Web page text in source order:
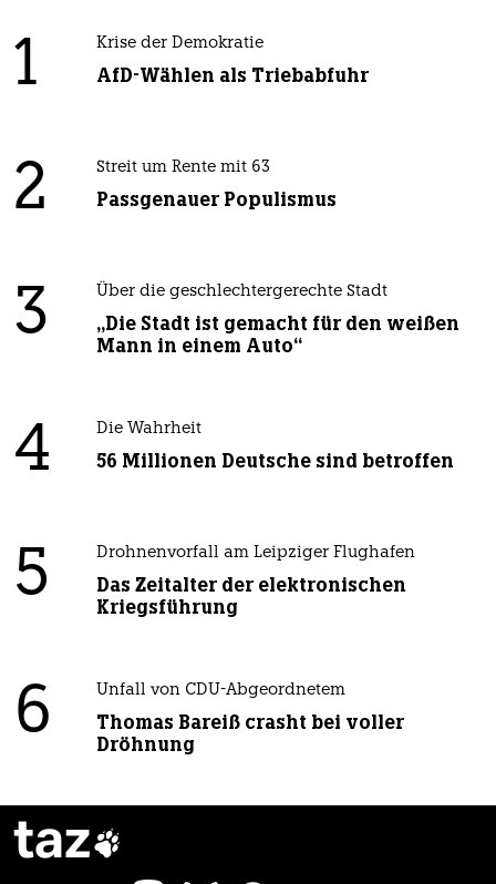
1 Krise der Demokratie
AfD-Wählen als Triebabfuhr
2 Streit um Rente mit 63
Passgenauer Populismus
3 Über die geschlechtergerechte Stadt
„Die Stadt ist gemacht für den weißen
Mann in einem Auto“
4 Die Wahrheit
56 Millionen Deutsche sind betroffen
5 Drohnenvorfall am Leipziger Flughafen
Das Zeitalter der elektronischen
Kriegsführung
6 Unfall von CDU-Abgeordnetem
Thomas Bareiß crasht bei voller
Dröhnung
taz